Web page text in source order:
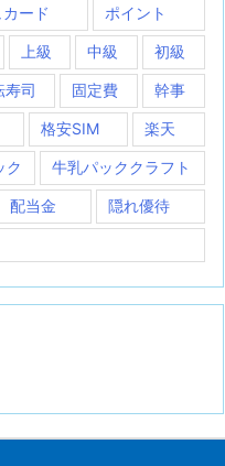
ード ポイント
上級 中級 初級
寿司 固定費 幹事
格安SIM 楽天
ク 牛乳パッククラフト
配当金 隠れ優待